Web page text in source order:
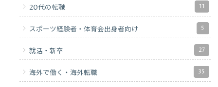
20代の転職 11
スポーツ経験者・体育会出身者向け 5
就活・新卒 27
海外で働く・海外転職 35